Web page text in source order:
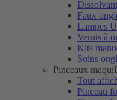
Faux
Lampes
Vernis à
Kits
Soins
Pinceaux
Tout
Pinceau